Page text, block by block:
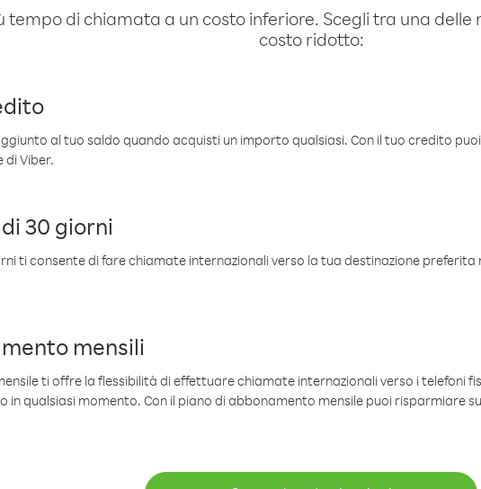
tempo di chiamata a un costo inferiore. Scegli tra una delle
costo ridotto:
al tuo saldo quando acquisti un importo qualsiasi. Con il tuo credito
di Viber.
30 giorni
ti consente di fare chiamate internazionali verso la tua destinazione
mensili
ti offre la flessibilità di effettuare chiamate internazionali verso i telefoni
in qualsiasi momento. Con il piano di abbonamento mensile puoi risparmiare